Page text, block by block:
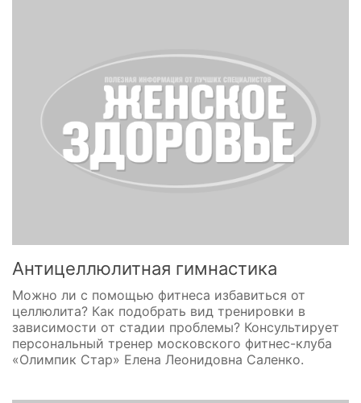
Антицеллюлитная гимнастика
Можно ли с помощью фитнеса избавиться от
целлюлита? Как подобрать вид тренировки в
зависимости от стадии проблемы? Консультирует
персональный тренер московского фитнес-клуба
«Олимпик Стар» Елена Леонидовна Саленко.